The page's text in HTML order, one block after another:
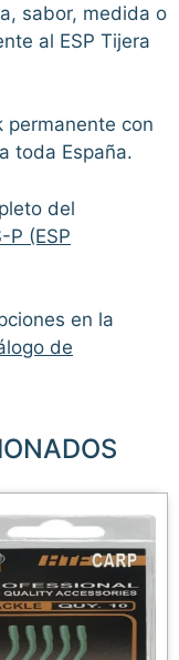
sabor, medida o
al ESP Tijera
permanente con
toda España.
del
P (ESP
en la
de